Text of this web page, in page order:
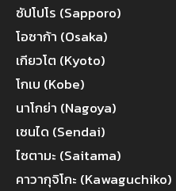
ซัปโปโร (Sapporo)
โอซาก้า (Osaka)
เกียวโต (Kyoto)
โกเบ (Kobe)
นาโกย่า (Nagoya)
เซนได (Sendai)
ไซตามะ (Saitama)
คาวากุจิโกะ (Kawaguchiko)